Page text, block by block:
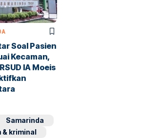
Soal Pasien
Kecaman,
IA Moeis
Samarinda
& kriminal